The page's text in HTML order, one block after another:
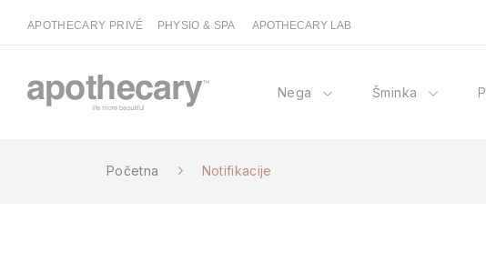
APOTHECARY PRIVÉ PHYSIO & SPA APOTHECARY LAB
Nega Šminka
Početna Notifikacije